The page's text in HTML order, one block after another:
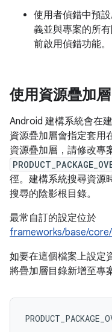
使用者偵錯中預
義並與專案的所
前啟用偵錯功能。
使用資源疊加
Android 建構系統會在
資源疊加層會指定套用
資源疊加層，請修改專
徑。建構系統搜尋資源
搜尋的陰影根目錄。
最常自訂的設定位於
frameworks/base/
如要在這個檔案上設定
將疊加層目錄新增至專